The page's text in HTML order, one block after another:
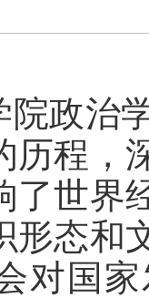
院政治
历程，
了世界
形态和
对国